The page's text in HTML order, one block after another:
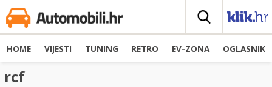
HOME VIJESTI TUNING RETRO EV-ZONA OGLASNIK
rcf